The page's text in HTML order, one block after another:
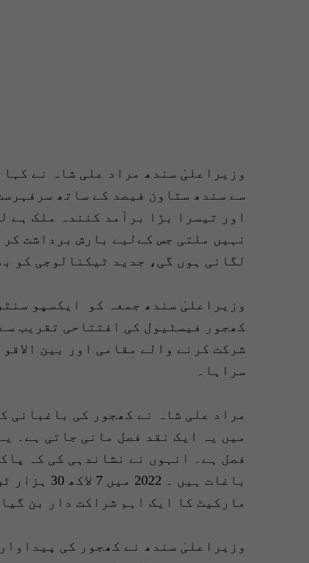
وزیراعلیٰ سندھ مراد علی شاہ نے
سے سندھ ستاون فیصد کے ساتھ
اور تیسرا بڑا برآمد کنندہ ملک ہے
نہیں ملتی جس کےلیے بارش برداشت
لگانی ہوں گی، جدید ٹیکنالوجی کو
وزیراعلیٰ سندھ جمعہ کو ایکسپو
کھجور فیسٹیول کی افتتاحی تقریب
شرکت کرنے والے مقامی اور بین
سراہا۔
مراد علی شاہ نے کھجور کی باغبانی
میں یہ ایک نقد فصل مانی جاتی ہے۔
فصل ہے۔ انہوں نے نشاندہی کی کہ
باغات ہیں
مارکیٹ کا ایک اہم شراکت دار بن گیا۔
وزیراعلیٰ سندھ نے کھجور کی